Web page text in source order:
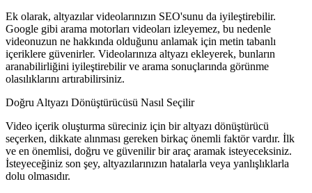
Ek olarak, altyazılar videolarınızın SEO'sunu da iyileştirebilir.
Google gibi arama motorları videoları izleyemez, bu nedenle
videonuzun ne hakkında olduğunu anlamak için metin tabanlı
içeriklere güvenirler. Videolarınıza altyazı ekleyerek, bunların
aranabilirliğini iyileştirebilir ve arama sonuçlarında görünme
olasılıklarını artırabilirsiniz.
Doğru Altyazı Dönüştürücüsü Nasıl Seçilir
Video içerik oluşturma süreciniz için bir altyazı dönüştürücü
seçerken, dikkate alınması gereken birkaç önemli faktör vardır. İlk
ve en önemlisi, doğru ve güvenilir bir araç aramak isteyeceksiniz.
İsteyeceğiniz son şey, altyazılarınızın hatalarla veya yanlışlıklarla
dolu olmasıdır.